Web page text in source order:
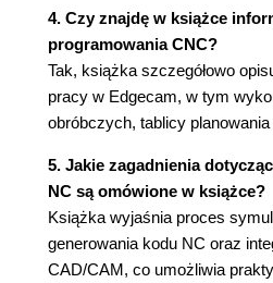
Eksportuj Temat
Konfiguracja
Ustawienia
wyświetlania
Utwórz szablon
Ustaw
Karta Ustawienia
Panel Polecenia
Opcje
4. Czy znajdę w książce
programowania CNC?
Tak, książka szczegółowo
pracy w Edgecam, w tym
obróbczych, tablicy
5. Jakie zagadnienia
NC są omówione w książce?
Książka wyjaśnia proces
generowania kodu NC oraz
CAD/CAM, co umożliwia